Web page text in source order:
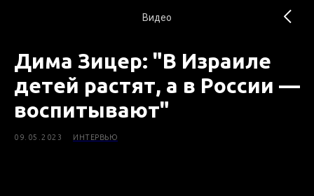
Видео
Дима Зицер: "В Израиле
детей растят, а в России —
воспитывают"
09.05.2023 ИНТЕРВЬЮ